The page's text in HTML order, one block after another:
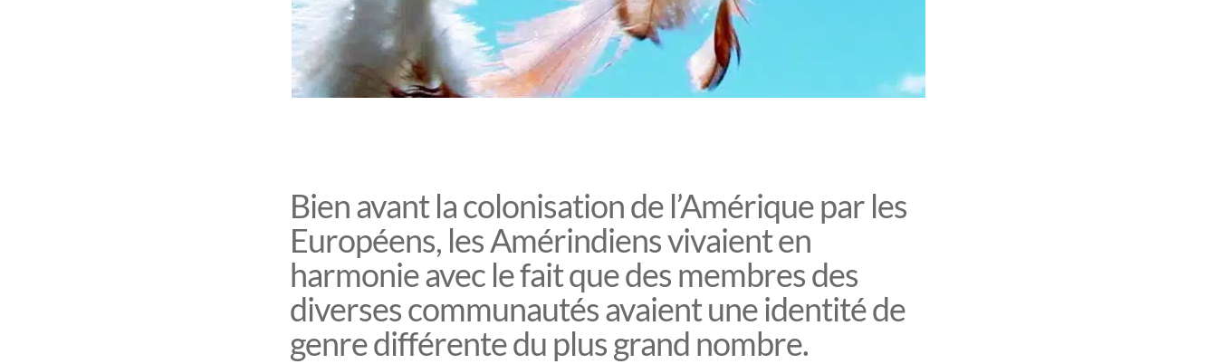
Bien avant la colonisation de l’Amérique par les
Européens, les Amérindiens vivaient en
harmonie avec le fait que des membres des
diverses communautés avaient une identité de
genre différente du plus grand nombre.